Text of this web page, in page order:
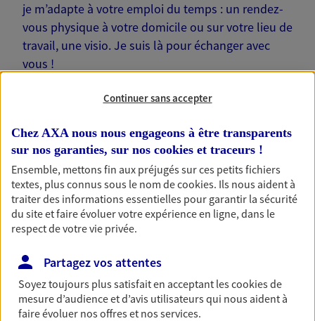
je m’adapte à votre emploi du temps : un rendez-
vous physique à votre domicile ou sur votre lieu de
travail, une visio. Je suis là pour échanger avec
vous !
Nos offres phares
Épargne
Réalisez vos projets grâce à votre épargne : achat
du monde… Épargnez à votre rythme et
simplement, selon votre profil.
Découvrir les offres Épargne
Continuer sans accepter
Chez AXA nous nous engageons à être transparents
sur nos garanties, sur nos cookies et traceurs !
Ensemble, mettons fin aux préjugés sur ces petits fichiers
textes, plus connus sous le nom decookies. Ils nous aident à
traiter des informations essentielles pour garantir la sécurité
du site et faire évoluer votre expérience en ligne, dans le
respect de votre vie privée.
Partagez vos attentes
Soyez toujours plus satisfait en acceptant lescookiesde
mesure d’audience et d’avis utilisateurs qui nous aident à
faire évoluer nos offres et nos services.